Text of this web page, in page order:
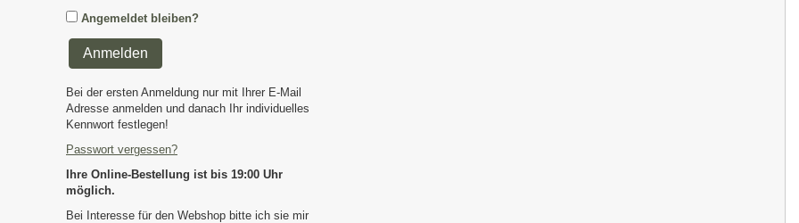
Angemeldet bleiben?
Anmelden
Bei der ersten Anmeldung nur mit Ihrer E-Mail
Adresse anmelden und danach Ihr individuelles
Kennwort festlegen!
Passwort vergessen?
Ihre Online-Bestellung ist bis 19:00 Uhr
möglich.
Bei Interesse für den Webshop bitte ich sie mir